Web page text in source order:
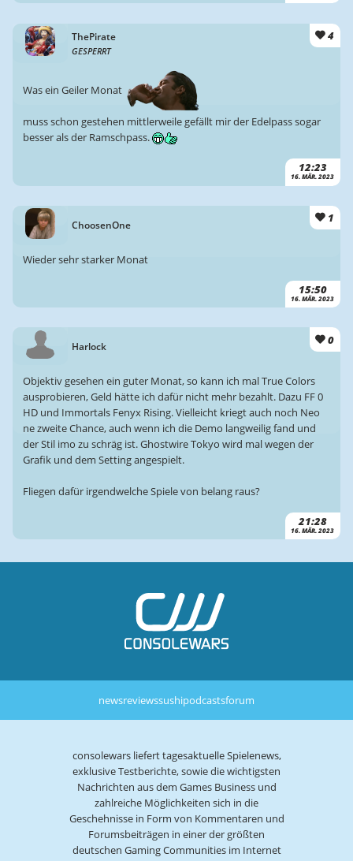
ThePirate
GESPERRT
4
12:23
16. MÄR. 2023
Was ein Geiler Monat
muss schon gestehen mittlerweile gefällt mir der Edelpass sogar
besser als der Ramschpass.
ChoosenOne
1
15:50
16. MÄR. 2023
Wieder sehr starker Monat
Harlock 0
21:28
16. MÄR. 2023
Objektiv gesehen ein guter Monat, so kann ich mal True Colors
ausprobieren, Geld hätte ich dafür nicht mehr bezahlt. Dazu FF 0
HD und Immortals Fenyx Rising. Vielleicht kriegt auch noch Neo
ne zweite Chance, auch wenn ich die Demo langweilig fand und
der Stil imo zu schräg ist. Ghostwire Tokyo wird mal wegen der
Grafik und dem Setting angespielt.
Fliegen dafür irgendwelche Spiele von belang raus?
newsreviewssushipodcastsforum
consolewars liefert tagesaktuelle Spielenews,
exklusive Testberichte, sowie die wichtigsten
Nachrichten aus dem Games Business und
zahlreiche Möglichkeiten sich in die
Geschehnisse in Form von Kommentaren und
Forumsbeiträgen in einer der größten
deutschen Gaming Communities im Internet